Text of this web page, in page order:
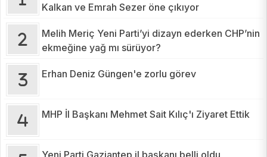
Kalkan ve Emrah Sezer öne çıkıyor
Melih Meriç Yeni Parti’yi dizayn ederken CHP’nin
ekmeğine yağ mı sürüyor?
Erhan Deniz Güngen'e zorlu görev
MHP İl Başkanı Mehmet Sait Kılıç'ı Ziyaret Ettik